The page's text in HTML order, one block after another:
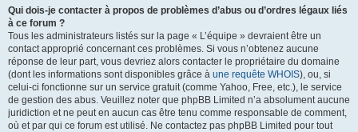
Qui dois-je contacter à propos de problèmes d’abus ou d’ordres légaux liés
à ce forum ?
Tous les administrateurs listés sur la page « L’équipe » devraient être un
contact approprié concernant ces problèmes. Si vous n’obtenez aucune
réponse de leur part, vous devriez alors contacter le propriétaire du domaine
(dont les informations sont disponibles grâce à une requête WHOIS), ou, si
celui-ci fonctionne sur un service gratuit (comme Yahoo, Free, etc.), le service
de gestion des abus. Veuillez noter que phpBB Limited n’a absolument aucune
juridiction et ne peut en aucun cas être tenu comme responsable de comment,
où et par qui ce forum est utilisé. Ne contactez pas phpBB Limited pour tout